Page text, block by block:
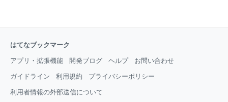
はてなブックマーク
アプリ・拡張機能 開発ブログ ヘルプ お問い合わせ
ガイドライン 利用規約 プライバシーポリシー
利用者情報の外部送信について